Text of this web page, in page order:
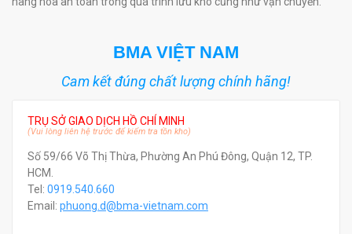
BMA VIỆT NAM
Cam kết đúng chất lượng chính hãng!
TRỤ SỞ GIAO DỊCH HỒ CHÍ MINH
(Vui lòng liên hệ trước để kiểm tra tồn kho)
Số 59/66 Võ Thị Thừa, Phường An Phú Đông, Quận 12, TP.
HCM.
Tel: 0919.540.660
Email: phuong.d@bma-vietnam.com